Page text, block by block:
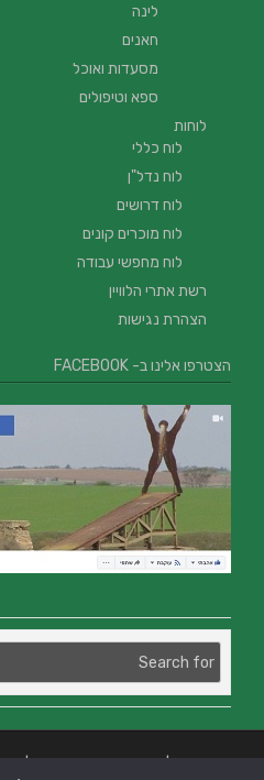
לינה
חאנים
מסעדות ואוכל
ספא וטיפולים
לוחות
לוח כללי
לוח נדל"ן
לוח דרושים
לוח מוכרים קונים
לוח מחפשי עבודה
רשת אתרי הלוויין
הצהרת נגישות
הצטרפו אלינו ב- FACEBOOK